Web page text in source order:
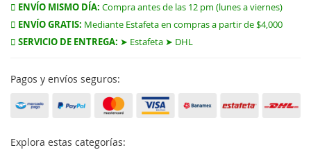
ENVÍO MISMO DÍA: Compra antes de las 12 pm (lunes a viernes)
ENVÍO GRATIS: Mediante Estafeta en compras a partir de $4,000
SERVICIO DE ENTREGA: ➤ Estafeta ➤ DHL
Pagos y envíos seguros:
Explora estas categorías: